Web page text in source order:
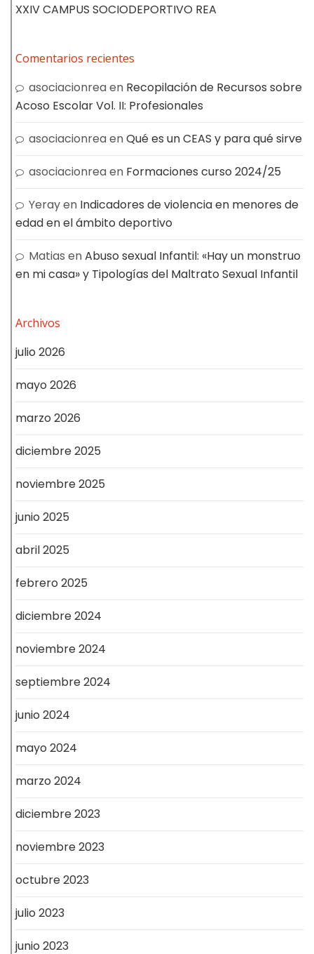
XXIV CAMPUS SOCIODEPORTIVO REA
Comentarios recientes
asociacionreaen Recopilación de Recursos sobre
Acoso Escolar Vol. II: Profesionales
asociacionreaenQué es un CEAS y para qué sirve
asociacionreaen Formaciones curso 2024/25
Yerayen Indicadores de violencia en menores de
edad en el ámbito deportivo
Matias enAbuso sexual Infantil: «Hay un monstruo
en mi casa» y Tipologías del Maltrato Sexual Infantil
Archivos
julio 2026
mayo 2026
marzo 2026
diciembre 2025
noviembre 2025
junio 2025
abril 2025
febrero 2025
diciembre 2024
noviembre 2024
septiembre 2024
junio 2024
mayo 2024
marzo 2024
diciembre 2023
noviembre 2023
octubre 2023
julio 2023
junio 2023